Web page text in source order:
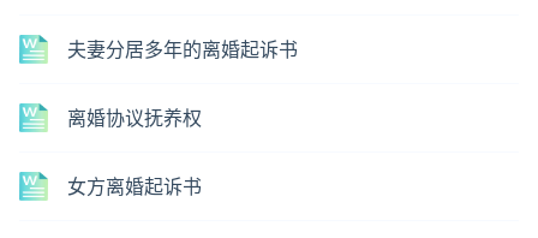
夫妻分居多年的离婚起诉书
离婚协议抚养权
女方离婚起诉书